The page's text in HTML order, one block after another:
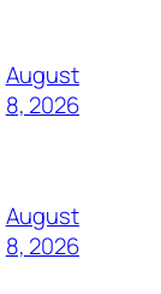
August
8, 2026
August
8, 2026